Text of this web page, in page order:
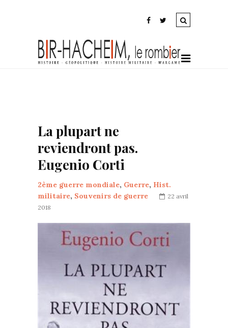
La plupart ne
reviendront pas.
Eugenio Corti
2ème guerre mondiale, Guerre, Hist.
militaire, Souvenirs de guerre
22 avril
2018